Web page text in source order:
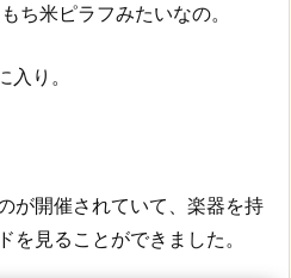
もち米ピラフみたいなの。
り。
が開催されていて、楽器を持
を見ることができました。